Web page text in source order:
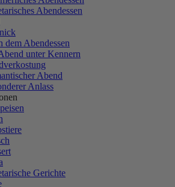
Abendessen
dem Abendessen
unter Kennern
Abend
Anlass
Gerichte